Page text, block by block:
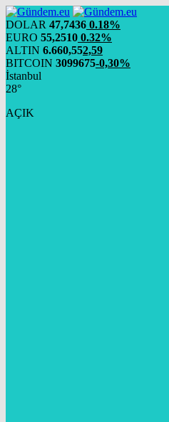
DOLAR 47,7436 0.18%
EURO 55,2510 0.32%
ALTIN 6.660,552,59
BITCOIN 3099675-0,30%
İstanbul
28°
AÇIK